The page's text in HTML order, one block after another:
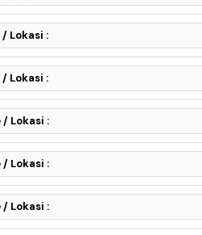
Lokasi :
Lokasi :
/ Lokasi :
/ Lokasi :
/ Lokasi :